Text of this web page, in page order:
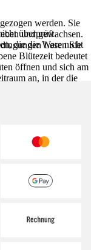
werden. Sie
und gewachsen.
Lesen Sie
Blütezeit bedeutet
öffnen und sich am
an, in der die
überprüft.
die die Ware nicht